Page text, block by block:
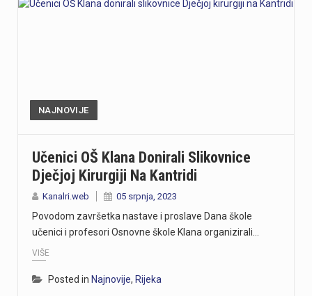
NAJNOVIJE
Učenici OŠ Klana Donirali Slikovnice
Dječjoj Kirurgiji Na Kantridi
Kanalri.web 05 srpnja, 2023
Povodom završetka nastave i proslave Dana škole
učenici i profesori Osnovne škole Klana organizirali…
VIŠE
Posted in Najnovije, Rijeka